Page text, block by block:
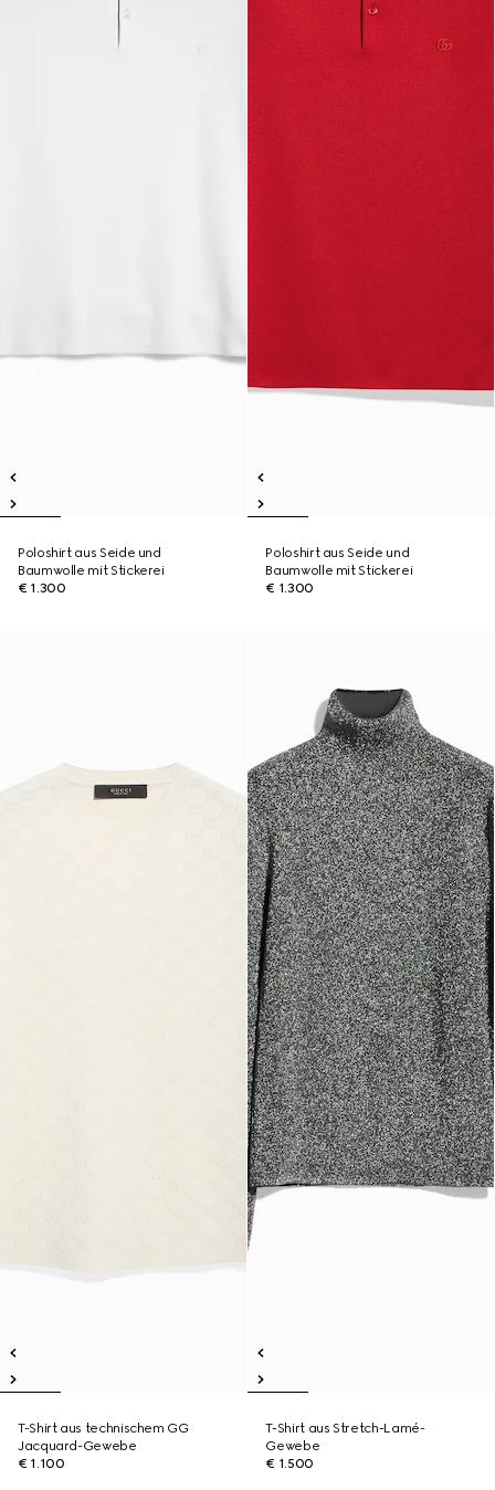
Poloshirt aus Seide und
Baumwolle mit Stickerei
€ 1.300
Poloshirt aus Seide und
Baumwolle mit Stickerei
€ 1.300
T-Shirt aus technischem GG
Jacquard-Gewebe
€ 1.100
T-Shirt aus Stretch-Lamé-
Gewebe
€ 1.500